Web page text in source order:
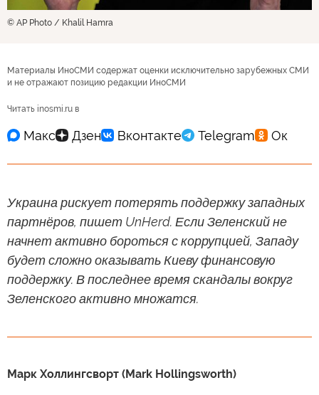
© AP Photo / Khalil Hamra
Материалы ИноСМИ содержат оценки исключительно зарубежных СМИ
и не отражают позицию редакции ИноСМИ
Читать inosmi.ru в
Украина рискует потерять поддержку западных
партнёров, пишет UnHerd. Если Зеленский не
начнет активно бороться с коррупцией, Западу
будет сложно оказывать Киеву финансовую
поддержку. В последнее время скандалы вокруг
Зеленского активно множатся.
Марк Холлингсворт (Mark Hollingsworth)